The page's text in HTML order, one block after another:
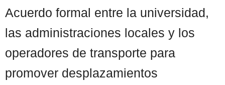
Acuerdo formal entre la universidad,
las administraciones locales y los
operadores de transporte para
promover desplazamientos